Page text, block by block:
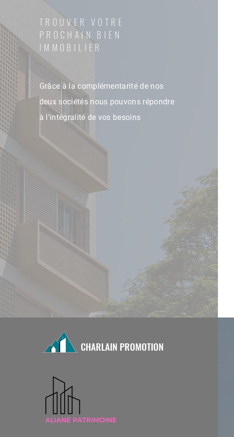
TROUVER VOTRE
PROCHAIN BIEN
IMMOBILIER
Grâce à la complémentarité de nos
deux sociétés nous pouvons répondre
à l'intégralité de vos besoins
CHARLAIN PROMOTION